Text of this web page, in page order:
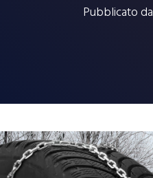
Pubblicato da